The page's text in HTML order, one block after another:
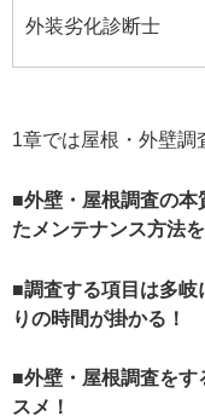
外装劣化診断士
1章では屋根・外壁調
■外壁・屋根調査の本
たメンテナンス方法
■調査する項目は多
りの時間が掛かる！
■外壁・屋根調査をす
スメ！